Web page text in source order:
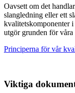
Oavsett om det
slangledning eller ett
kvalitetskomponenter
utgör grunden för
Principerna för vår
Viktiga